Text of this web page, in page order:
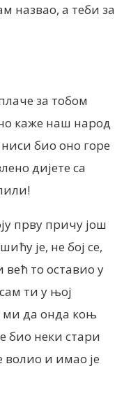
назвао, а теби за
за тобом
каже наш народ
био оно горе
дијете са
прву причу још
је, не бој се,
то оставио у
ти у њој
ми да онда коњ
био неки стари
волио и имао је